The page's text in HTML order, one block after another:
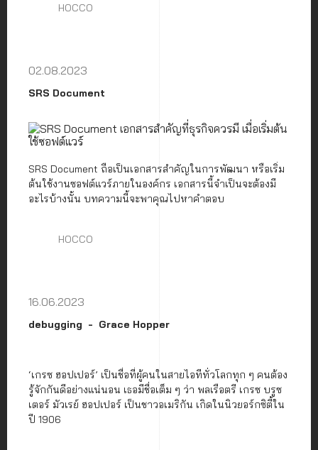
HOCCO
02.08.2023
SRS Document
SRS Document ถือเป็นเอกสารสำคัญในการพัฒนา หรือเริ่ม
ต้นใช้งานซอฟต์แวร์ภายในองค์กร เอกสารนี้จำเป็นจะต้องมี
อะไรบ้างนั้น บทความนี้จะพาคุณไปหาคำตอบ
HOCCO
16.06.2023
debugging Grace Hopper
‘เกรซ ฮอปเปอร์’ เป็นชื่อที่ผู้คนในสายไอทีทั่วโลกทุก ๆ คนต้อง
รู้จักกันดีอย่างแน่นอน เธอมีชื่อเต็ม ๆ ว่า พลเรือตรี เกรซ บรูซ
เตอร์ มัวเรย์ ฮอปเปอร์ เป็นชาวอเมริกัน เกิดในนิวยอร์กซิตี้ใน
ปี 1906